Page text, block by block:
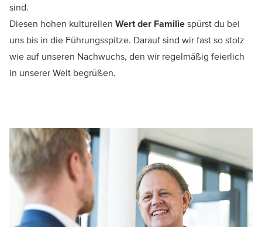
sind.
Diesen hohen kulturellen Wert der Familie spürst du bei
uns bis in die Führungsspitze. Darauf sind wir fast so stolz
wie auf unseren Nachwuchs, den wir regelmäßig feierlich
in unserer Welt begrüßen.